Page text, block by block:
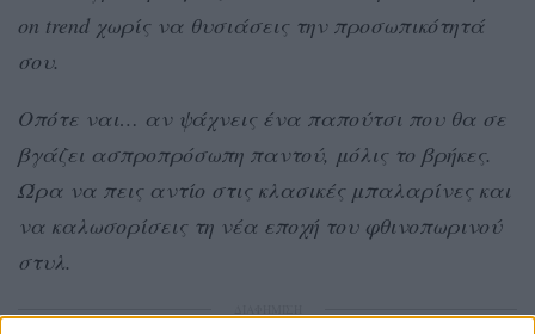
on trend χωρίς να θυσιάσεις την προσωπικότητά
σου.
Οπότε ναι… αν ψάχνεις ένα παπούτσι που θα σε
βγάζει ασπροπρόσωπη παντού, μόλις το βρήκες.
Ώρα να πεις αντίο στις κλασικές μπαλαρίνες και
να καλωσορίσεις τη νέα εποχή του φθινοπωρινού
στυλ.